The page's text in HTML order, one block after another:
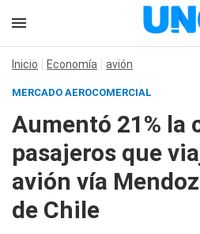
Inicio Economía avión
MERCADO AEROCOMERCIAL
Aumentó 21% la
pasajeros que
avión vía
de Chile